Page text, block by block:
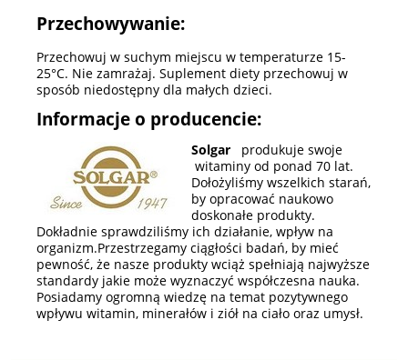
Przechowywanie:
Przechowuj w suchym miejscu w temperaturze 15-
25°C. Nie zamrażaj. Suplement diety przechowuj w
sposób niedostępny dla małych dzieci.
Informacje o producencie:
Solgar
produkuje swoje
witaminy od ponad 70 lat.
Dołożyliśmy wszelkich starań,
by opracować naukowo
doskonałe produkty.
Dokładnie sprawdziliśmy ich działanie, wpływ na
organizm.Przestrzegamy ciągłości badań, by mieć
pewność, że nasze produkty wciąż spełniają najwyższe
standardy jakie może wyznaczyć współczesna nauka.
Posiadamy ogromną wiedzę na temat pozytywnego
wpływu witamin, minerałów i ziół na ciało oraz umysł.